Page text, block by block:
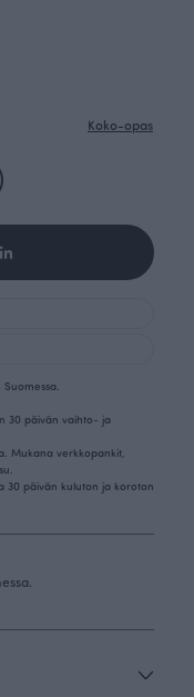
Koko-opas
30 päivän vaihto- ja
Mukana verkkopankit,
30 päivän kuluton ja koroton